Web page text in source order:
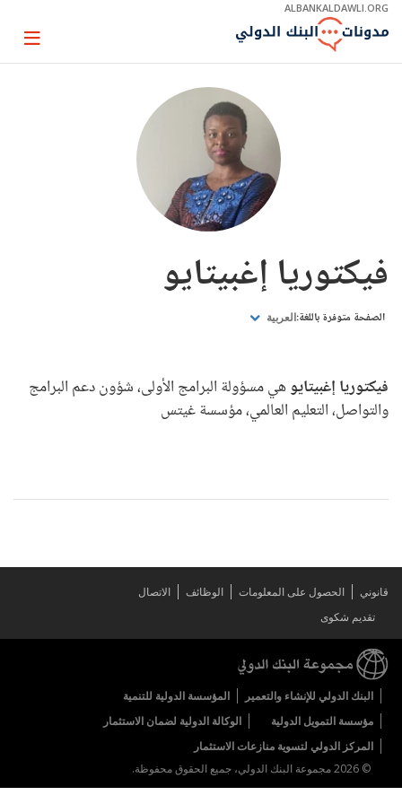
Skip
Main
ALBANKALDAWLI.ORG
Page
فيكتوريا إغبيتايو
الصفحة متوفرة باللغة: العربية
فيكتوريا إغبيتايوهي مسؤولة البرامج الأولى، شؤون دعم البرامج
والتواصل، التعليم العالمي، مؤسسة غيتس
قانوني الحصول على المعلومات الوظائف
الاتصال
تقديم شكوى
البنك الدولي للإنشاء والتعمير
المؤسسة الدولية للتنمية
مؤسسة التمويل الدولية
الوكالة الدولية لضمان الاستثمار
المركز الدولي لتسوية منازعات الاستثمار
© 2026 مجموعة البنك الدولي، جميع الحقوق محفوظة.